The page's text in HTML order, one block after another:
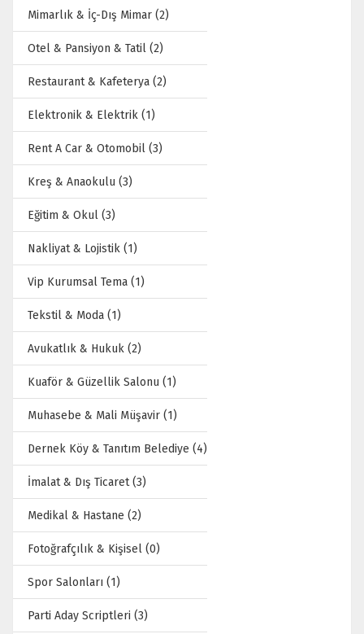
Mimarlık & İç-Dış Mimar (2)
Otel & Pansiyon & Tatil (2)
Restaurant & Kafeterya (2)
Elektronik & Elektrik (1)
Rent A Car & Otomobil (3)
Kreş & Anaokulu (3)
Eğitim & Okul (3)
Nakliyat & Lojistik (1)
Vip Kurumsal Tema (1)
Tekstil & Moda (1)
Avukatlık & Hukuk (2)
Kuaför & Güzellik Salonu (1)
Muhasebe & Mali Müşavir (1)
Dernek Köy & Tanıtım Belediye (4)
İmalat & Dış Ticaret (3)
Medikal & Hastane (2)
Fotoğrafçılık & Kişisel (0)
Spor Salonları (1)
Parti Aday Scriptleri (3)